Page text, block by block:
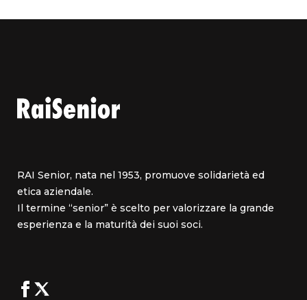
RAI Senior, nata nel 1953, promuove solidarietà ed
etica aziendale.
Il termine “senior” è scelto per valorizzare la grande
esperienza e la maturità dei suoi soci.